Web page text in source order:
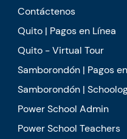
Contáctenos
Quito | Pagos en Línea
Quito - Virtual Tour
Samborondón | Pagos
Samborondón |
Power School Admin
Power School Teachers